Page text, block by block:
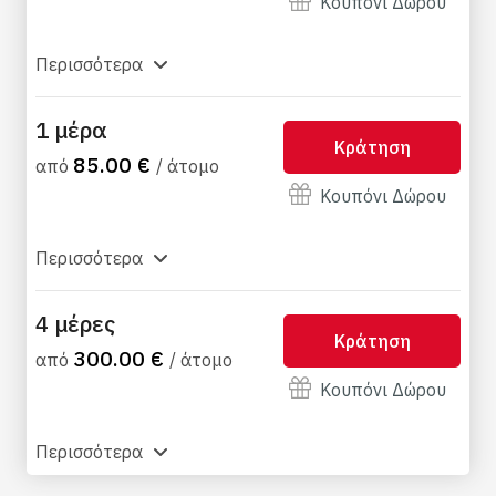
Περισσότερα
1 μέρα
από 85.00 € / άτομο
Κράτηση
Κουπόνι Δώρου
Περισσότερα
4 μέρες
από 300.00 € / άτομο
Κράτηση
Κουπόνι Δώρου
Περισσότερα